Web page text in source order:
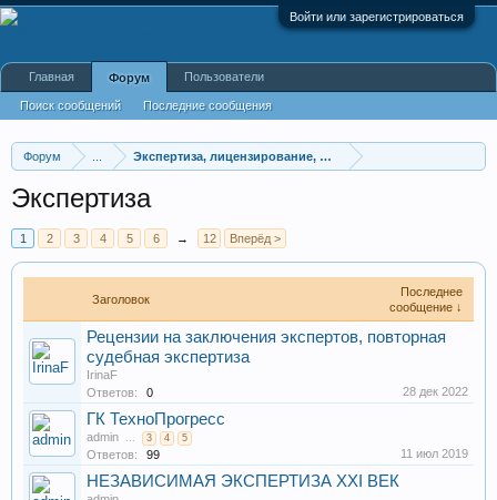
Войти или зарегистрироваться
Форум Экспертиза, лицензирование, регистрация, сертифика
Экспертиза
1 2 3 4 5 6 → 12 Вперёд >
Заголовок
Последнее
сообщение ↓
Рецензии на заключения экспертов, повторная
судебная экспертиза
IrinaF
Ответов:
0 28 дек 2022
ГК ТехноПрогресс
admin ... 3 4 5
Ответов: 99 11 июл 2019
НЕЗАВИСИМАЯ ЭКСПЕРТИЗА XXI ВЕК
Главная Форум
Поиск сообщений Последние сообщения
Пользователи